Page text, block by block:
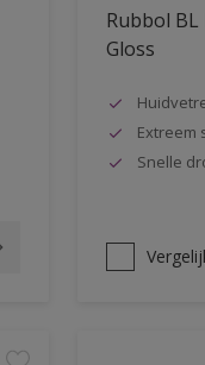
Rubbol BL
Gloss
Extreem
Snelle